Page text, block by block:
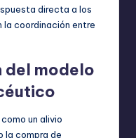
directa a los
la coordinación entre
del modelo
un alivio
la compra de